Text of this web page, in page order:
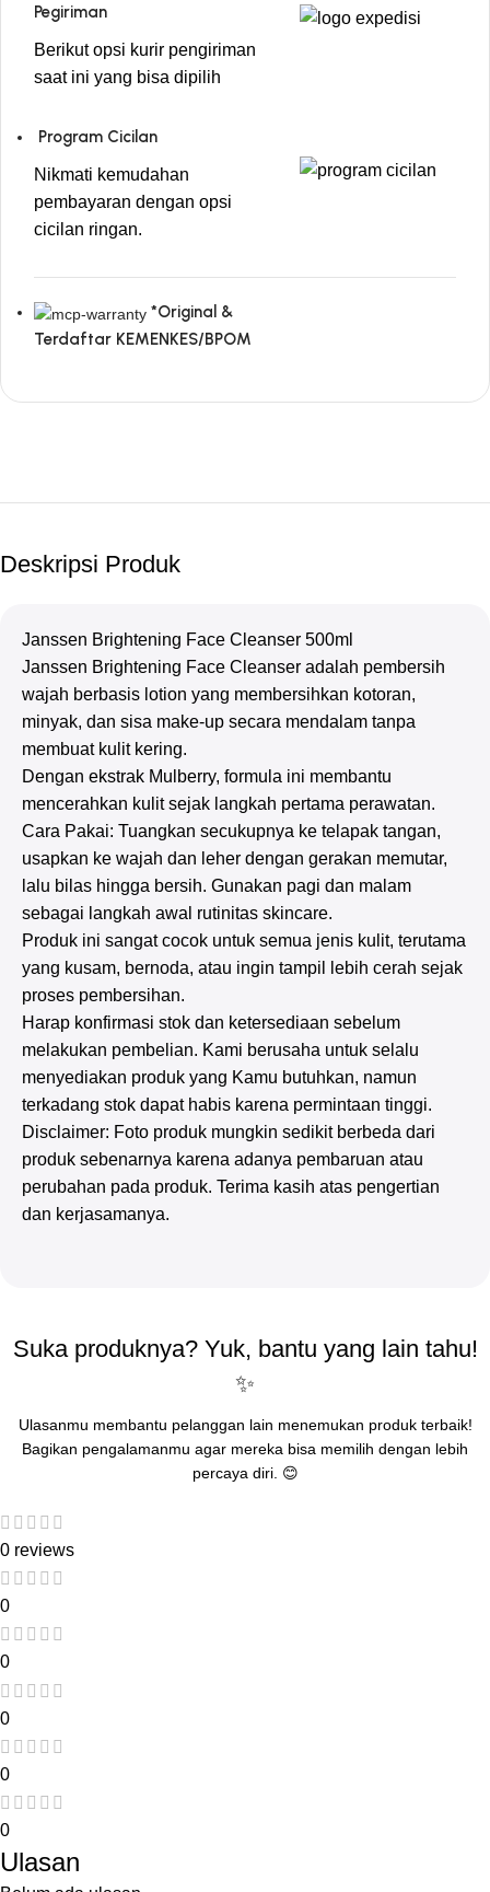
Pegiriman
Berikut opsi kurir pengiriman
saat ini yang bisa dipilih
Program Cicilan
Nikmati kemudahan
pembayaran dengan opsi
cicilan ringan.
*Original &
Terdaftar KEMENKES/BPOM
Deskripsi Produk
Janssen Brightening Face Cleanser 500ml
Janssen Brightening Face Cleanser adalah pembersih
wajah berbasis lotion yang membersihkan kotoran,
minyak, dan sisa make-up secara mendalam tanpa
membuat kulit kering.
Dengan ekstrak Mulberry, formula ini membantu
mencerahkan kulit sejak langkah pertama perawatan.
Cara Pakai: Tuangkan secukupnya ke telapak tangan,
usapkan ke wajah dan leher dengan gerakan memutar,
lalu bilas hingga bersih. Gunakan pagi dan malam
sebagai langkah awal rutinitas skincare.
Produk ini sangat cocok untuk semua jenis kulit, terutama
yang kusam, bernoda, atau ingin tampil lebih cerah sejak
proses pembersihan.
Harap konfirmasi stok dan ketersediaan sebelum
melakukan pembelian. Kami berusaha untuk selalu
menyediakan produk yang Kamu butuhkan, namun
terkadang stok dapat habis karena permintaan tinggi.
Disclaimer: Foto produk mungkin sedikit berbeda dari
produk sebenarnya karena adanya pembaruan atau
perubahan pada produk. Terima kasih atas pengertian
dan kerjasamanya.
Suka produknya? Yuk, bantu yang lain tahu!
✨
Ulasanmu membantu pelanggan lain menemukan produk terbaik!
Bagikan pengalamanmu agar mereka bisa memilih dengan lebih
percaya diri. 😊
0 reviews
0
0
0
0
0
Ulasan